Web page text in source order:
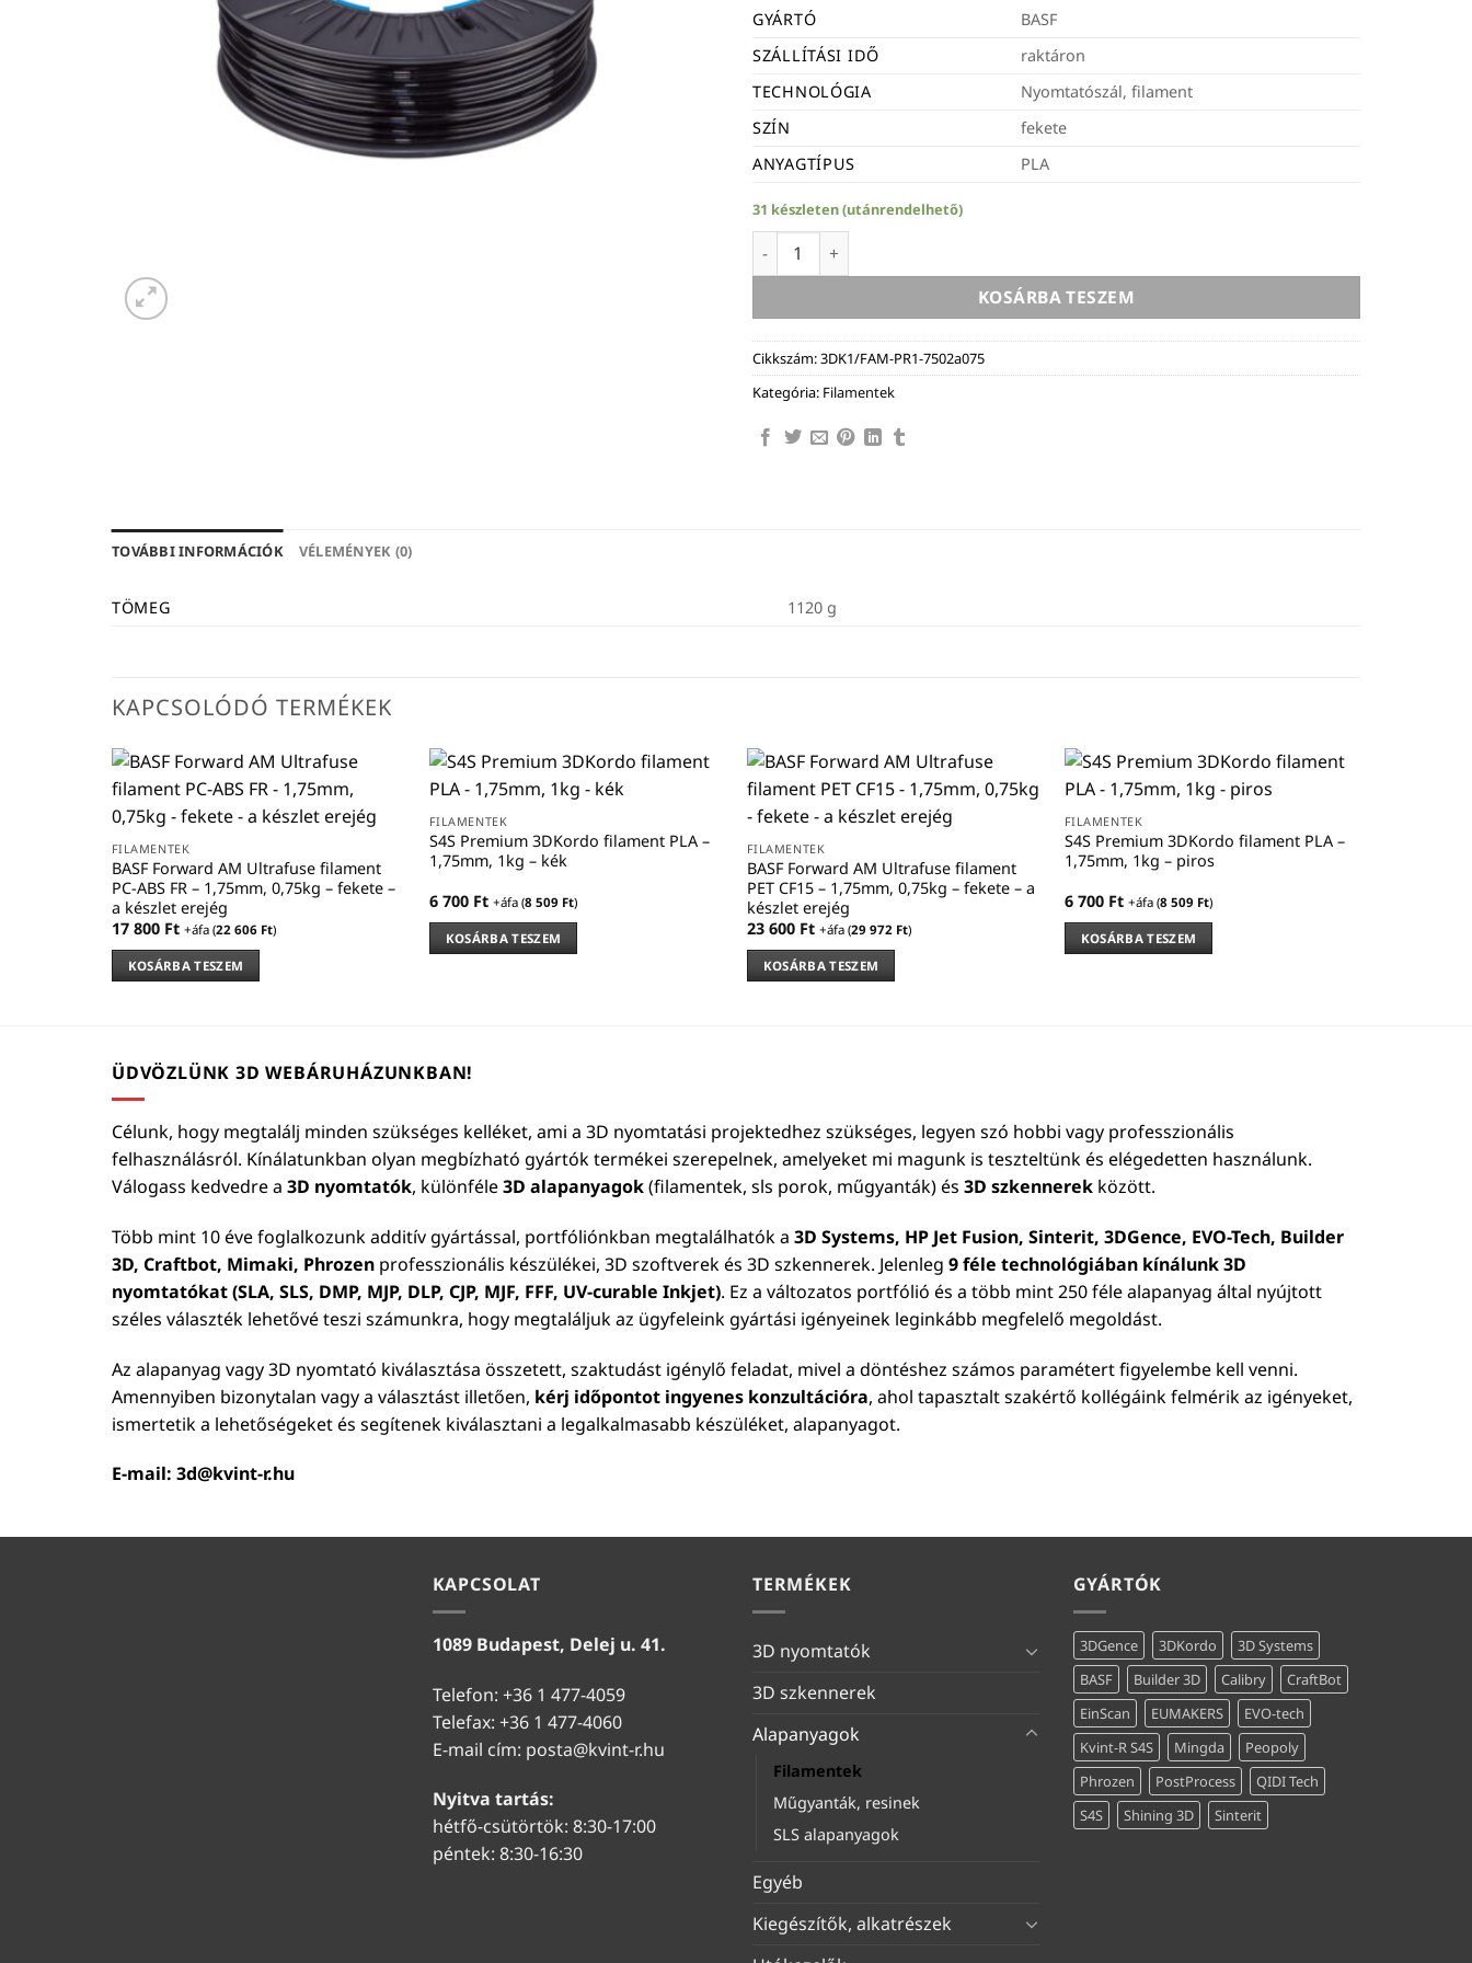
GYÁRTÓ
BASF
SZÁLLÍTÁSI IDŐ
raktáron
TECHNOLÓGIA
Nyomtatószál, filament
SZÍN
fekete
ANYAGTÍPUS
PLA
31 készleten (utánrendelhető)
BASF Forward AM Ultrafuse filament PLA PRO1 - 1,75mm, 0,75kg - fekete - a készlet erejég
KOSÁRBA TESZEM
Cikkszám:3DK1/FAM-PR1-7502a075
Kategória: Filamentek
TOVÁBBI INFORMÁCIÓK VÉLEMÉNYEK (0)
TÖMEG 1120 g
KAPCSOLÓDÓ TERMÉKEK
FILAMENTEK
BASF Forward AM Ultrafuse filament
PC-ABS FR – 1,75mm, 0,75kg – fekete –
a készlet erejég
17 800 Ft +áfa (22 606 Ft)
KOSÁRBA TESZEM
FILAMENTEK
S4S Premium 3DKordo filament PLA –
1,75mm, 1kg – kék
6 700 Ft +áfa (8 509 Ft)
KOSÁRBA TESZEM
FILAMENTEK
BASF Forward AM Ultrafuse filament
PET CF15 – 1,75mm, 0,75kg – fekete – a
készlet erejég
23 600 Ft +áfa (29 972 Ft)
KOSÁRBA TESZEM
FILAMENTEK
S4S Premium 3DKordo filament PLA –
1,75mm, 1kg – piros
6 700 Ft +áfa (8 509 Ft)
KOSÁRBA TESZEM
ÜDVÖZLÜNK 3D WEBÁRUHÁZUNKBAN!
Célunk, hogy megtalálj minden szükséges kelléket, ami a 3D nyomtatási projektedhez szükséges, legyen szó hobbi vagy professzionális
felhasználásról. Kínálatunkban olyan megbízható gyártók termékei szerepelnek, amelyeket mi magunk is teszteltünk és elégedetten használunk.
Válogass kedvedre a 3D nyomtatók, különféle3D alapanyagok(filamentek, sls porok, műgyanták) és 3D szkennerek között.
Több mint 10 éve foglalkozunk additív gyártással, portfóliónkban megtalálhatók a 3D Systems, HP Jet Fusion, Sinterit, 3DGence, EVO-Tech, Builder
3D, Craftbot, Mimaki, Phrozen professzionális készülékei, 3D szoftverek és 3D szkennerek. Jelenleg 9 féle technológiában kínálunk 3D
nyomtatókat (SLA, SLS, DMP, MJP, DLP, CJP, MJF, FFF, UV-curable Inkjet). Ez a változatos portfólió és a több mint 250 féle alapanyag által nyújtott
széles választék lehetővé teszi számunkra, hogy megtaláljuk az ügyfeleink gyártási igényeinek leginkább megfelelő megoldást.
Az alapanyag vagy 3D nyomtató kiválasztása összetett, szaktudást igénylő feladat, mivel a döntéshez számos paramétert figyelembe kell venni.
Amennyiben bizonytalan vagy a választást illetően, kérj időpontot ingyenes konzultációra, ahol tapasztalt szakértő kollégáink felmérik az igényeket,
ismertetik a lehetőségeket és segítenek kiválasztani a legalkalmasabb készüléket, alapanyagot.
E-mail: 3d@kvint-r.hu
KAPCSOLAT
1089 Budapest, Delej u. 41.
Telefon: +36 1 477-4059
Telefax: +36 1 477-4060
E-mail cím: posta@kvint-r.hu
Nyitva tartás:
hétfő-csütörtök: 8:30-17:00
péntek: 8:30-16:30
TERMÉKEK
3D nyomtatók
3D szkennerek
Alapanyagok
Filamentek
Műgyanták, resinek
SLS alapanyagok
Egyéb
Kiegészítők, alkatrészek
GYÁRTÓK
3DGence 3DKordo
3D Systems
BASF
Builder 3D Calibry
CraftBot
EinScan
EUMAKERS
EVO-tech
Kvint-R S4S
Mingda
Peopoly
Phrozen
PostProcess
QIDI Tech
S4S
Shining 3D Sinterit